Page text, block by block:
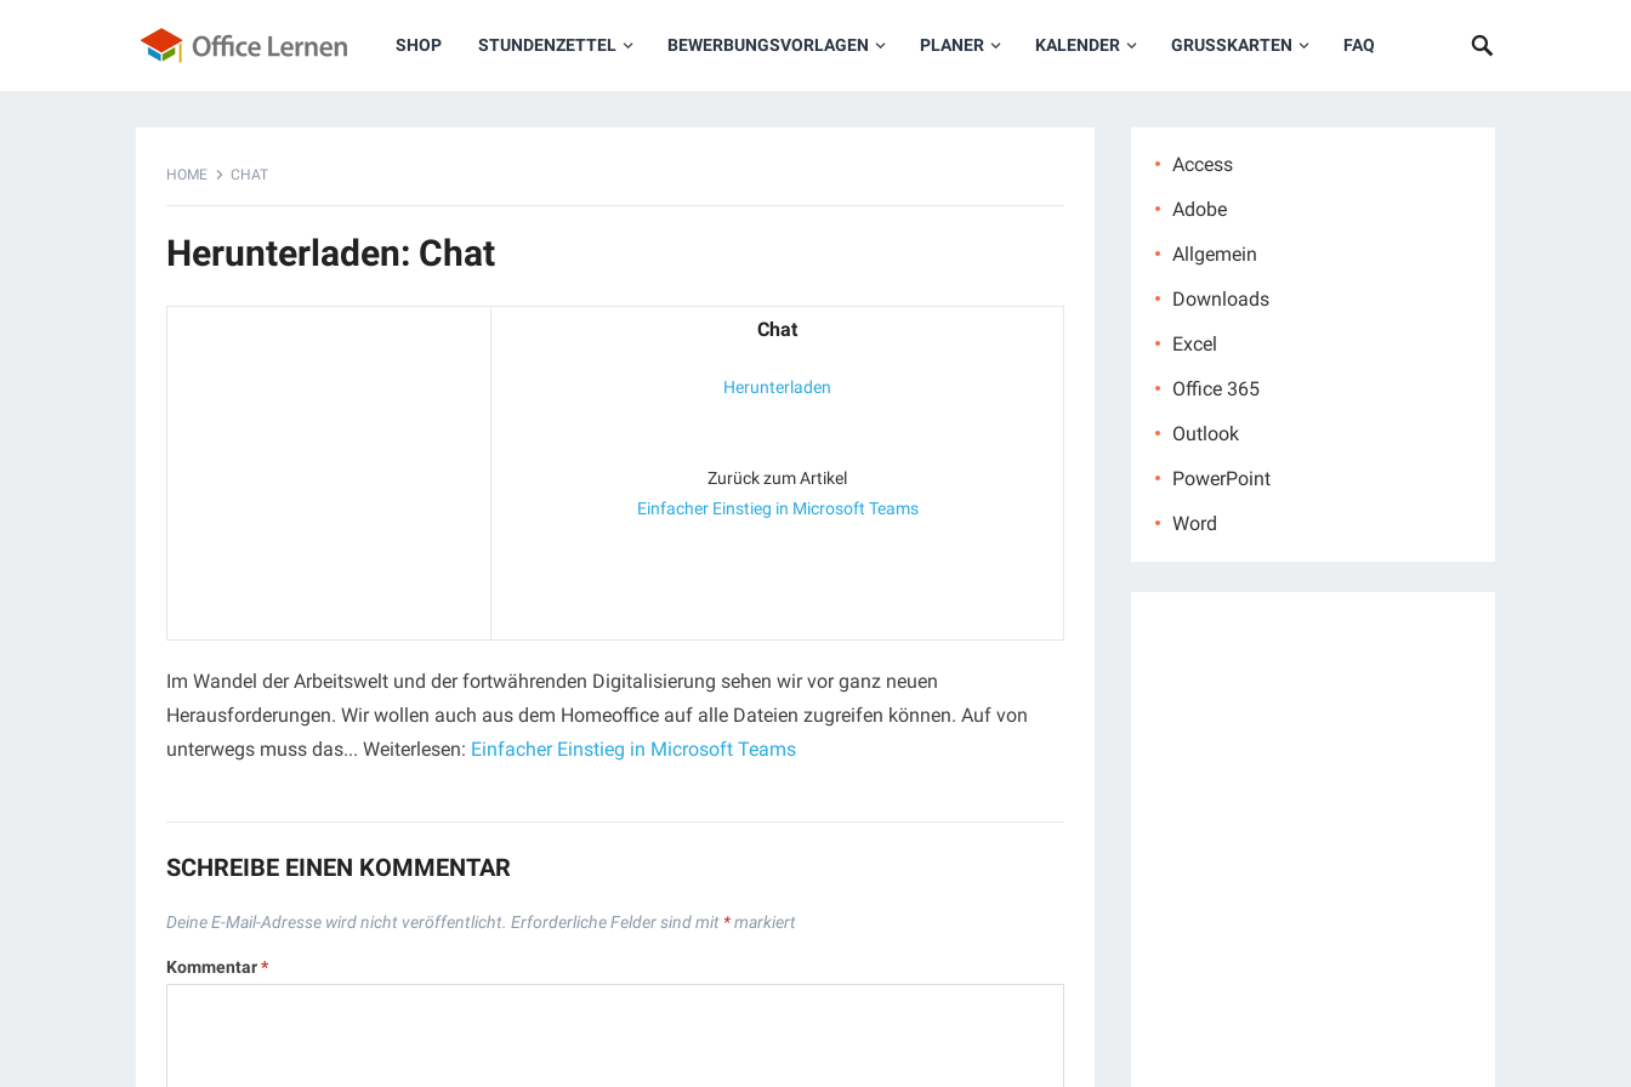
SHOP STUNDENZETTEL BEWERBUNGSVORLAGEN PLANER KALENDER GRUSSKARTEN FAQ
HOME CHAT
Herunterladen: Chat
Chat
Herunterladen
Zurück zum Artikel
Einfacher Einstieg in Microsoft Teams
Im Wandel der Arbeitswelt und der fortwährenden Digitalisierung sehen wir vor ganz neuen
Herausforderungen. Wir wollen auch aus dem Homeoffice auf alle Dateien zugreifen können. Auf von
unterwegs muss das... Weiterlesen: Einfacher Einstieg in Microsoft Teams
SCHREIBE EINEN KOMMENTAR
Deine E-Mail-Adresse wird nicht veröffentlicht. Erforderliche Felder sind mit *markiert
Kommentar*
Access
Adobe
Allgemein
Downloads
Excel
Office 365
Outlook
PowerPoint
Word